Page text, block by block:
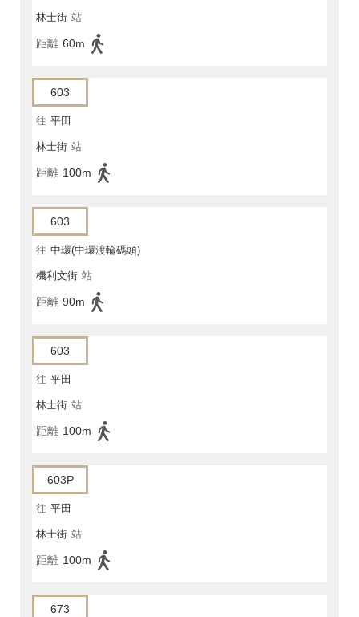
林士街 站
距離 60m
603
往 平田
林士街 站
距離 100m
603
往 中環(中環渡輪碼頭)
機利文街 站
距離 90m
603
往 平田
林士街 站
距離 100m
603P
往 平田
林士街 站
距離 100m
673